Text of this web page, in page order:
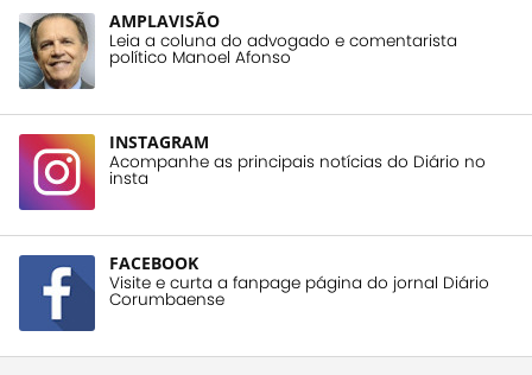
AMPLAVISÃO
Leia a coluna do advogado e comentarista
político Manoel Afonso
INSTAGRAM
Acompanhe as principais notícias do Diário no
insta
FACEBOOK
Visite e curta a fanpage página do jornal Diário
Corumbaense